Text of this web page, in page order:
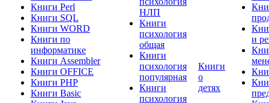
Книги Perl
Книги SQL
Книги WORD
Книги по
информатике
Книги Assembler
Книги OFFICE
Книги PHP
Книги Basic
НЛП
Книги
психология
общая
Книги
психология
популярная
Книги
психология
Книги
о
детях
и